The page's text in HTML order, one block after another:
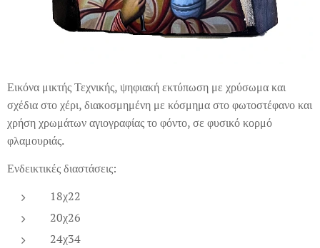
Εικόνα μικτής Τεχνικής, ψηφιακή εκτύπωση με χρύσωμα και
σχέδια στο χέρι, διακοσμημένη με κόσμημα στο φωτοστέφανο και
χρήση χρωμάτων αγιογραφίας το φόντο, σε φυσικό κορμό
φλαμουριάς.
Ενδεικτικές διαστάσεις:
18χ22
20χ26
24χ34